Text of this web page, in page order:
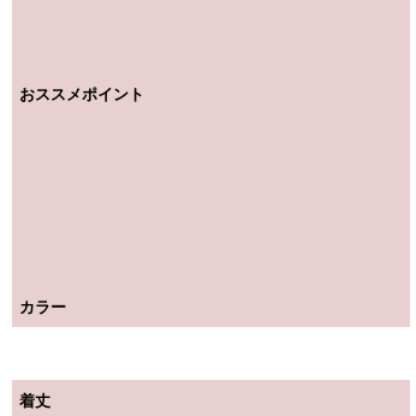
おススメポイント
カラー
着丈